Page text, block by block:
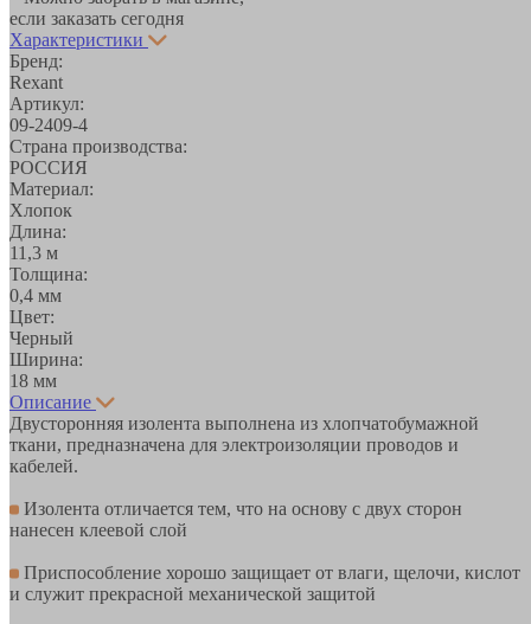
если заказать сегодня
Характеристики
Бренд:
Rexant
Артикул:
09-2409-4
Страна производства:
РОССИЯ
Материал:
Хлопок
Длина:
11,3 м
Толщина:
0,4 мм
Цвет:
Черный
Ширина:
18 мм
Описание
Двусторонняя изолента выполнена из хлопчатобумажной
ткани, предназначена для электроизоляции проводов и
кабелей.
Изолента отличается тем, что на основу с двух сторон
нанесен клеевой слой
Приспособление хорошо защищает от влаги, щелочи, кислот
и служит прекрасной механической защитой